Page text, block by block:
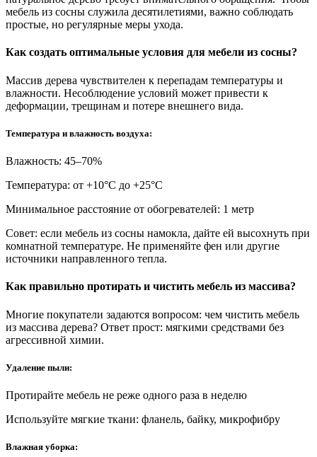
мебель из сосны служила десятилетиями, важно соблюдать
простые, но регулярные меры ухода.
Как создать оптимальные условия для мебели из сосны?
Массив дерева чувствителен к перепадам температуры и
влажности. Несоблюдение условий может привести к
деформации, трещинам и потере внешнего вида.
Температура и влажность воздуха:
Влажность: 45–70%
Температура: от +10°С до +25°С
Минимальное расстояние от обогревателей: 1 метр
Совет: если мебель из сосны намокла, дайте ей высохнуть при
комнатной температуре. Не применяйте фен или другие
источники направленного тепла.
Как правильно протирать и чистить мебель из массива?
Многие покупатели задаются вопросом: чем чистить мебель
из массива дерева? Ответ прост: мягкими средствами без
агрессивной химии.
Удаление пыли:
Протирайте мебель не реже одного раза в неделю
Используйте мягкие ткани: фланель, байку, микрофибру
Влажная уборка: